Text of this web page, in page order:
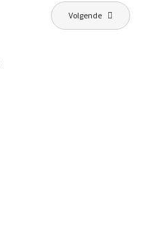
Volgende